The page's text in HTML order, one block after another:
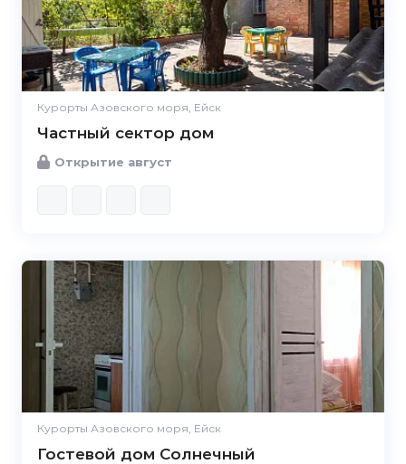
Курорты Азовского моря, Ейск
Частный сектор дом
Открытие август
Курорты Азовского моря, Ейск
Гостевой дом Солнечный